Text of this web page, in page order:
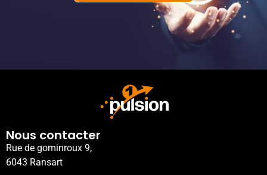
Nous contacter
Rue de gominroux 9,
6043 Ransart